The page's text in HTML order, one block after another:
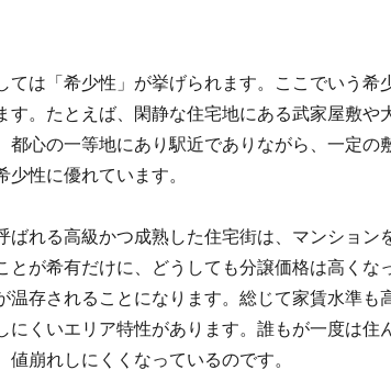
ては「希少性」が挙げられます。ここでいう希
す。たとえば、閑静な住宅地にある武家屋敷や
都心の一等地にあり駅近でありながら、一定の
性に優れています。
ばれる高級かつ成熟した住宅街は、マンション
とが希有だけに、どうしても分譲価格は高くな
温存されることになります。総じて家賃水準も
にくいエリア特性があります。誰もが一度は住
値崩れしにくくなっているのです。